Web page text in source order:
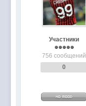
Участники
756 сообщений
0